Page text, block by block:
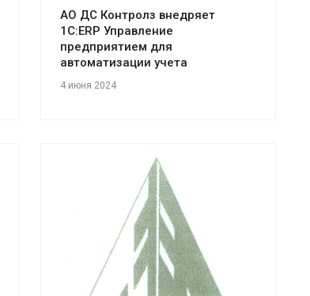
АО ДС Контролз внедряет
1С:ERP Управление
предприятием для
автоматизации учета
4 июня 2024
Смотреть проект